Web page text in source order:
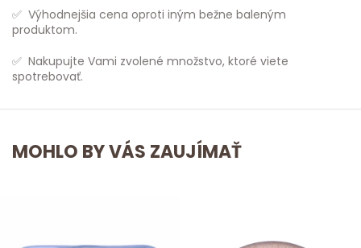
✅ Výhodnejšia cena oproti iným bežne baleným
produktom.
✅ Nakupujte Vami zvolené množstvo, ktoré viete
spotrebovať.
MOHLO BY VÁS ZAUJÍMAŤ